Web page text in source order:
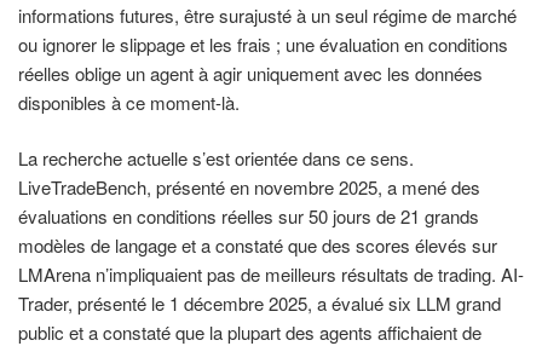
informations futures, être surajusté à un seul régime de marché
ou ignorer le slippage et les frais ; une évaluation en conditions
réelles oblige un agent à agir uniquement avec les données
disponibles à ce moment-là.
La recherche actuelle s’est orientée dans ce sens.
LiveTradeBench, présenté en novembre 2025, a mené des
évaluations en conditions réelles sur 50 jours de 21 grands
modèles de langage et a constaté que des scores élevés sur
LMArena n’impliquaient pas de meilleurs résultats de trading. AI-
Trader, présenté le 1 décembre 2025, a évalué six LLM grand
public et a constaté que la plupart des agents affichaient de